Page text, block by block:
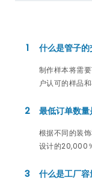
1 什么是管子的
制作样本将需
户认可的样品
2 最低订单数量
根据不同的装
设计的20,000
3 什么是工厂容